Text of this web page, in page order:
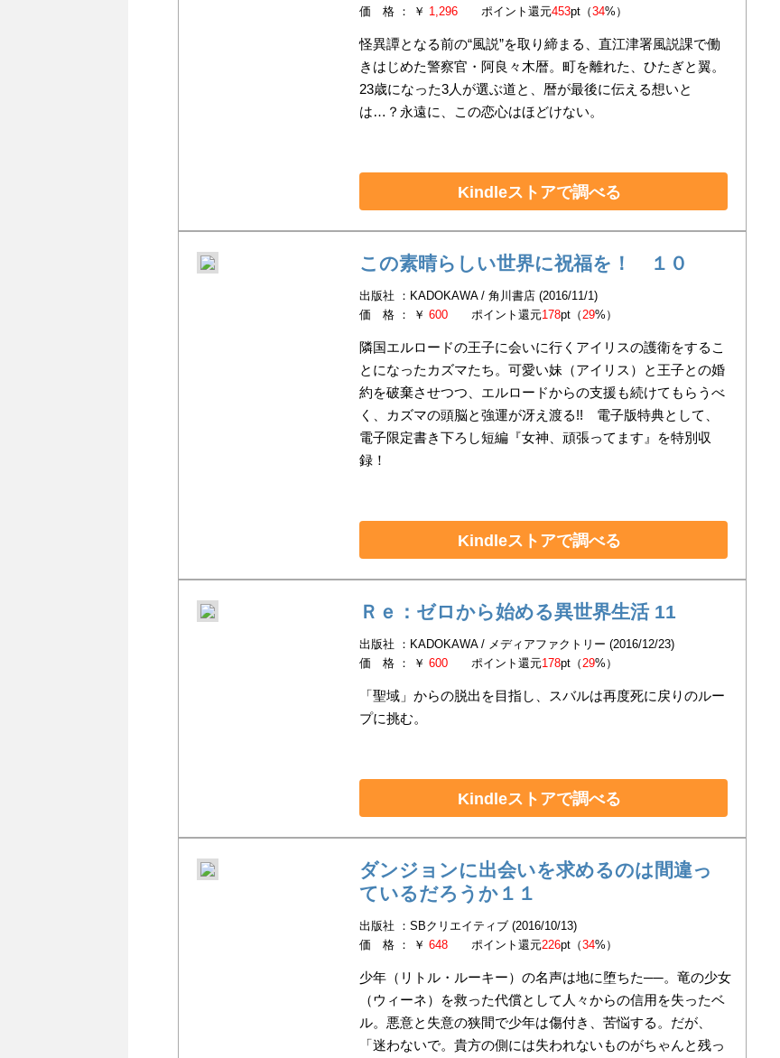
価 格 ： ￥ 1,296 ポイント還元453pt（34%）
怪異譚となる前の“風説”を取り締まる、直江津署風説課で働
きはじめた警察官・阿良々木暦。町を離れた、ひたぎと翼。
23歳になった3人が選ぶ道と、暦が最後に伝える想いと
は…？永遠に、この恋心はほどけない。
Kindleストアで調べる
この素晴らしい世界に祝福を！ １０
出版社 ：KADOKAWA / 角川書店 (2016/11/1)
価 格 ： ￥600 ポイント還元178pt（ 29%）
隣国エルロードの王子に会いに行くアイリスの護衛をするこ
とになったカズマたち。可愛い妹（アイリス）と王子との婚
約を破棄させつつ、エルロードからの支援も続けてもらうべ
く、カズマの頭脳と強運が冴え渡る!! 電子版特典として、
電子限定書き下ろし短編『女神、頑張ってます』を特別収
録！
Kindleストアで調べる
Ｒｅ：ゼロから始める異世界生活 11
出版社 ：KADOKAWA / メディアファクトリー (2016/12/23)
価 格 ： ￥600 ポイント還元178pt（ 29%）
「聖域」からの脱出を目指し、スバルは再度死に戻りのルー
プに挑む。
Kindleストアで調べる
ダンジョンに出会いを求めるのは間違っ
ているだろうか１１
出版社 ：SBクリエイティブ (2016/10/13)
価 格 ： ￥648 ポイント還元226pt（34%）
少年（リトル・ルーキー）の名声は地に堕ちた──。竜の少女
（ウィーネ）を救った代償として人々からの信用を失ったベ
ル。悪意と失意の狭間で少年は傷付き、苦悩する。だが、
「迷わないで。貴方の側には失われないものがちゃんと残っ